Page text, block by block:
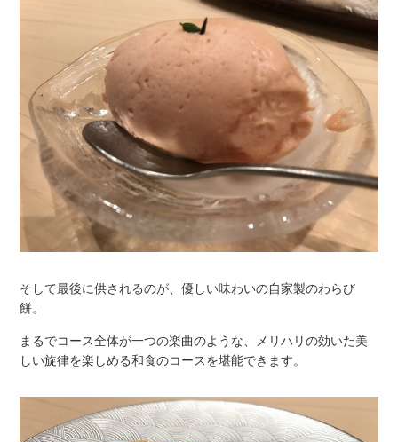
そして最後に供されるのが、優しい味わいの自家製のわらび
餅。
まるでコース全体が一つの楽曲のような、メリハリの効いた美
しい旋律を楽しめる和食のコースを堪能できます。